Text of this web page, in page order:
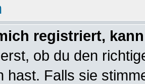
registriert,
ob du den
hast. Falls sie